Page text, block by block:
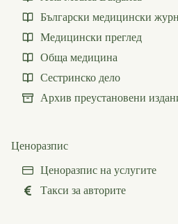
Български медицински
Медицински преглед
Обща медицина
Сестринско дело
Архив преустановени
Ценоразпис
Ценоразпис на услугите
Такси за авторите